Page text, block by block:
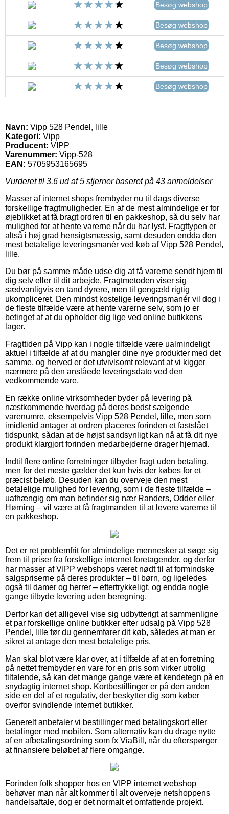
Besøg webshop
Besøg webshop
Besøg webshop
Besøg webshop
Besøg webshop
Navn: Vipp 528 Pendel, lille
Kategori: Vipp
Producent: VIPP
Varenummer: Vipp-528
EAN: 5705953165695
Vurderet til 3.6 ud af 5 stjerner baseret på 43 anmeldelser
Masser af internet shops frembyder nu til dags diverse
forskellige fragtmuligheder. En af de mest almindelige er for
øjeblikket at få bragt ordren til en pakkeshop, så du selv har
mulighed for at hente varerne når du har lyst. Fragttypen er
altså i høj grad hensigtsmæssig, samt desuden endda den
mest betalelige leveringsmanér ved køb af Vipp 528 Pendel,
lille.
Du bør på samme måde udse dig at få varerne sendt hjem til
dig selv eller til dit arbejde. Fragtmetoden viser sig
sædvanligvis en tand dyrere, men til gengæld rigtig
ukompliceret. Den mindst kostelige leveringsmanér vil dog i
de fleste tilfælde være at hente varerne selv, som jo er
betinget af at du opholder dig lige ved online butikkens
lager.
Fragttiden på Vipp kan i nogle tilfælde være ualmindeligt
aktuel i tilfælde af at du mangler dine nye produkter med det
samme, og herved er det utvivlsomt relevant at vi kigger
nærmere på den anslåede leveringsdato ved den
vedkommende vare.
En række online virksomheder byder på levering på
næstkommende hverdag på deres bedst sælgende
varenumre, eksempelvis Vipp 528 Pendel, lille, men som
imidlertid antager at ordren placeres forinden et fastslået
tidspunkt, sådan at de højst sandsynligt kan nå at få dit nye
produkt klargjort forinden medarbejderne drager hjemad.
Indtil flere online forretninger tilbyder fragt uden betaling,
men for det meste gælder det kun hvis der købes for et
præcist beløb. Desuden kan du overveje den mest
betalelige mulighed for levering, som i de fleste tilfælde –
uafhængig om man befinder sig nær Randers, Odder eller
Hørning – vil være at få fragtmanden til at levere varerne til
en pakkeshop.
Det er ret problemfrit for almindelige mennesker at søge sig
frem til priser fra forskellige internet foretagender, og derfor
har masser af VIPP webshops været nødt til at formindske
salgspriserne på deres produkter – til børn, og ligeledes
også til damer og herrer – eftertrykkeligt, og endda nogle
gange tilbyde levering uden beregning.
Derfor kan det alligevel vise sig udbytterigt at sammenligne
et par forskellige online butikker efter udsalg på Vipp 528
Pendel, lille før du gennemfører dit køb, således at man er
sikret at antage den mest betalelige pris.
Man skal blot være klar over, at i tilfælde af at en forretning
på nettet frembyder en vare for en pris som virker utrolig
tiltalende, så kan det mange gange være et kendetegn på en
snydagtig internet shop. Kortbestillinger er på den anden
side en del af et regulativ, der beskytter dig som køber
overfor svindlende internet butikker.
Generelt anbefaler vi bestillinger med betalingskort eller
betalinger med mobilen. Som alternativ kan du drage nytte
af en afbetalingsordning som fx ViaBill, når du efterspørger
at finansiere beløbet af flere omgange.
Forinden folk shopper hos en VIPP internet webshop
behøver man når alt kommer til alt overveje netshoppens
handelsaftale, dog er det normalt et omfattende projekt.